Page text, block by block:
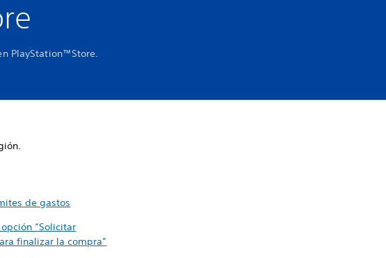
PlayStation™Store.
de gastos
“Solicitar
finalizar la compra”